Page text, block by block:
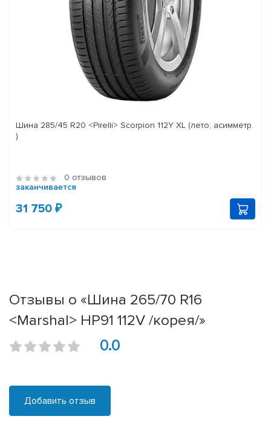
Шина 285/45 R20 <Pirelli> Scorpion 112Y XL (лето; асимметр.
)
0 отзывов
заканчивается
31 750 ₽
Отзывы о «Шина 265/70 R16
<Marshal> HP91 112V /корея/»
0.0
Добавить отзыв